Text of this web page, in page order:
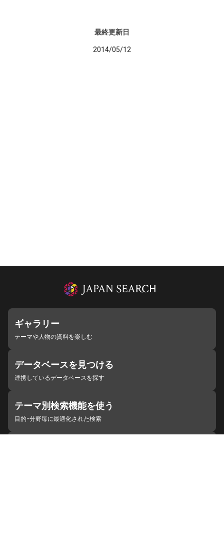
最終更新日
2014/05/12
ギャラリー
テーマや人物の資料を楽しむ
データベースを見つける
連携しているデータベースを探す
テーマ別検索機能を使う
目的・分野毎に最適化された検索